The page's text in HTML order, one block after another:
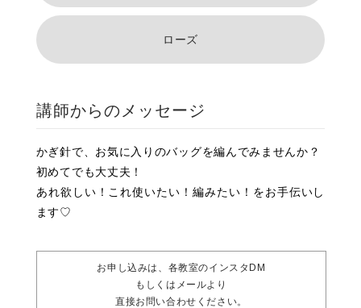
ローズ
講師からのメッセージ
かぎ針で、お気に入りのバッグを編んでみませんか？
初めてでも大丈夫！
あれ欲しい！これ使いたい！編みたい！をお手伝いし
ます♡
お申し込みは、各教室のインスタDM
もしくはメールより
直接お問い合わせください。